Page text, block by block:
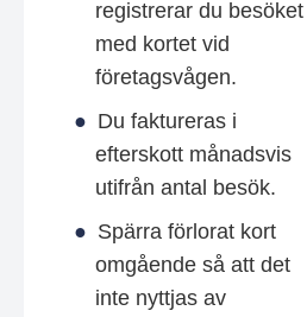
registrerar du besöket
med kortet vid
företagsvågen.
Du faktureras i
efterskott månadsvis
utifrån antal besök.
Spärra förlorat kort
omgående så att det
inte nyttjas av